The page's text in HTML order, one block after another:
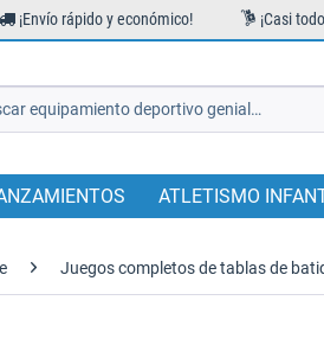
¡Envío rápido y económico! ¡Casi
ATLETISMO
Juegos completos de tablas de